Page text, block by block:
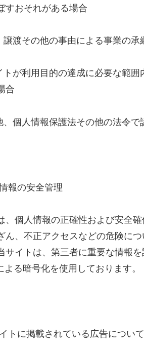
すおそれがある場合
譲渡その他の事由による事業の
トが利用目的の達成に必要な範
合
、個人情報保護法その他の法令で
報の安全管理
、個人情報の正確性および安全
ん、不正アクセスなどの危険に
サイトは、第三者に重要な情報
よる暗号化を使用しております。
トに掲載されている広告について